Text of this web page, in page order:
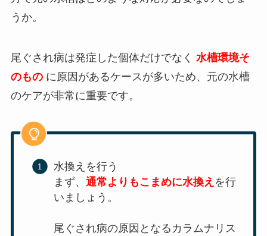
うか。
尾ぐされ病は発症した個体だけでなく 水槽環境そ
のものに原因があるケースが多いため、元の水槽
のケアが非常に重要です。
水換えを行う
まず、通常よりもこまめに水換え を行
いましょう。
尾ぐされ病の原因となるカラムナリス